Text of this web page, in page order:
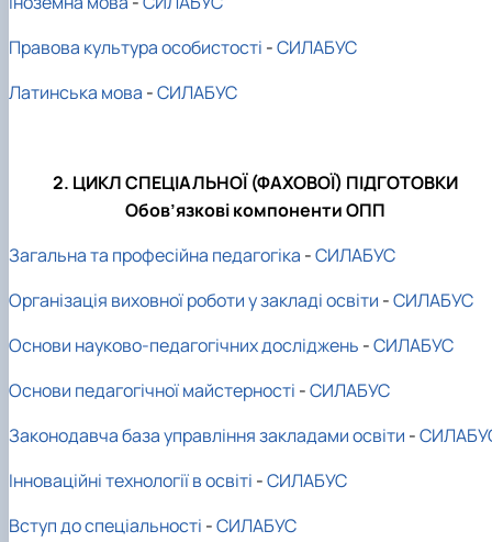
Правова культура особистості -СИЛАБУС
Латинська мова -СИЛАБУС
2. ЦИКЛ СПЕЦІАЛЬНОЇ (ФАХОВОЇ) ПІДГОТОВКИ
Обов’язкові компоненти ОПП
Загальна та професійна педагогіка -СИЛАБУС
Організація виховної роботи у закладі освіти -СИЛАБУС
Основи науково-педагогічних досліджень -СИЛАБУС
Основи педагогічної майстерності -СИЛАБУС
Законодавча база управління закладами освіти -
Інноваційні технології в освіті -СИЛАБУС
Вступ до спеціальності -СИЛАБУС